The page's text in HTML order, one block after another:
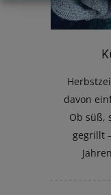
davon
Ob süß,
gegrillt